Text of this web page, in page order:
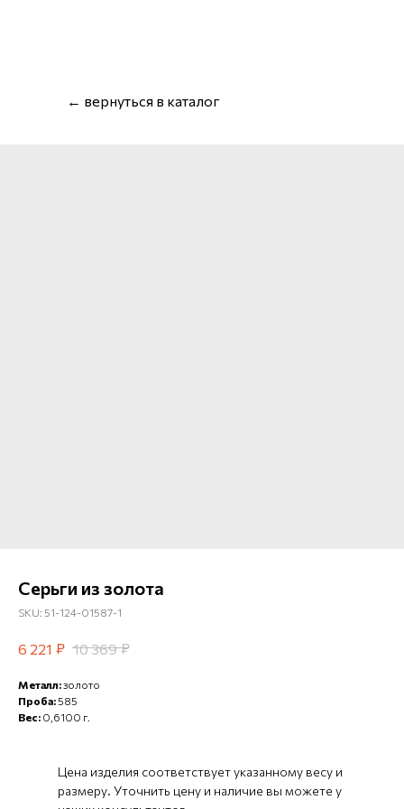
← вернуться в каталог
Серьги из золота
SKU: 51-124-01587-1
6 221 ₽ 10 369 ₽
Металл:золото
Проба:585
Вес: 0,6100 г.
Цена изделия соответствует указанному весу и
размеру. Уточнить цену и наличие вы можете у